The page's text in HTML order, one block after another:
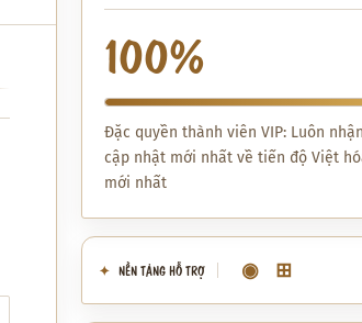
100%
Đặc quyền thành viên VIP: Luôn
cập nhật mới nhất về tiến độ Việt
mới nhất
NỀN TẢNG HỖ TRỢ ◉ ⊞